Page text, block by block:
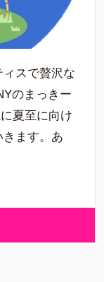
スで贅沢な
のまっきー
夏至に向け
ます。あ